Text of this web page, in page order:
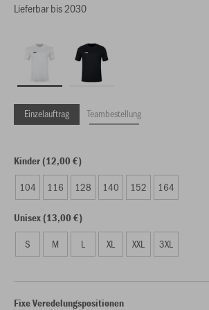
Lieferbar bis 2030
Einzelauftrag Teambestellung
Kinder (12,00 €)
104 116 128 140 152 164
Unisex (13,00 €)
S M L XL XXL 3XL
Fixe Veredelungspositionen